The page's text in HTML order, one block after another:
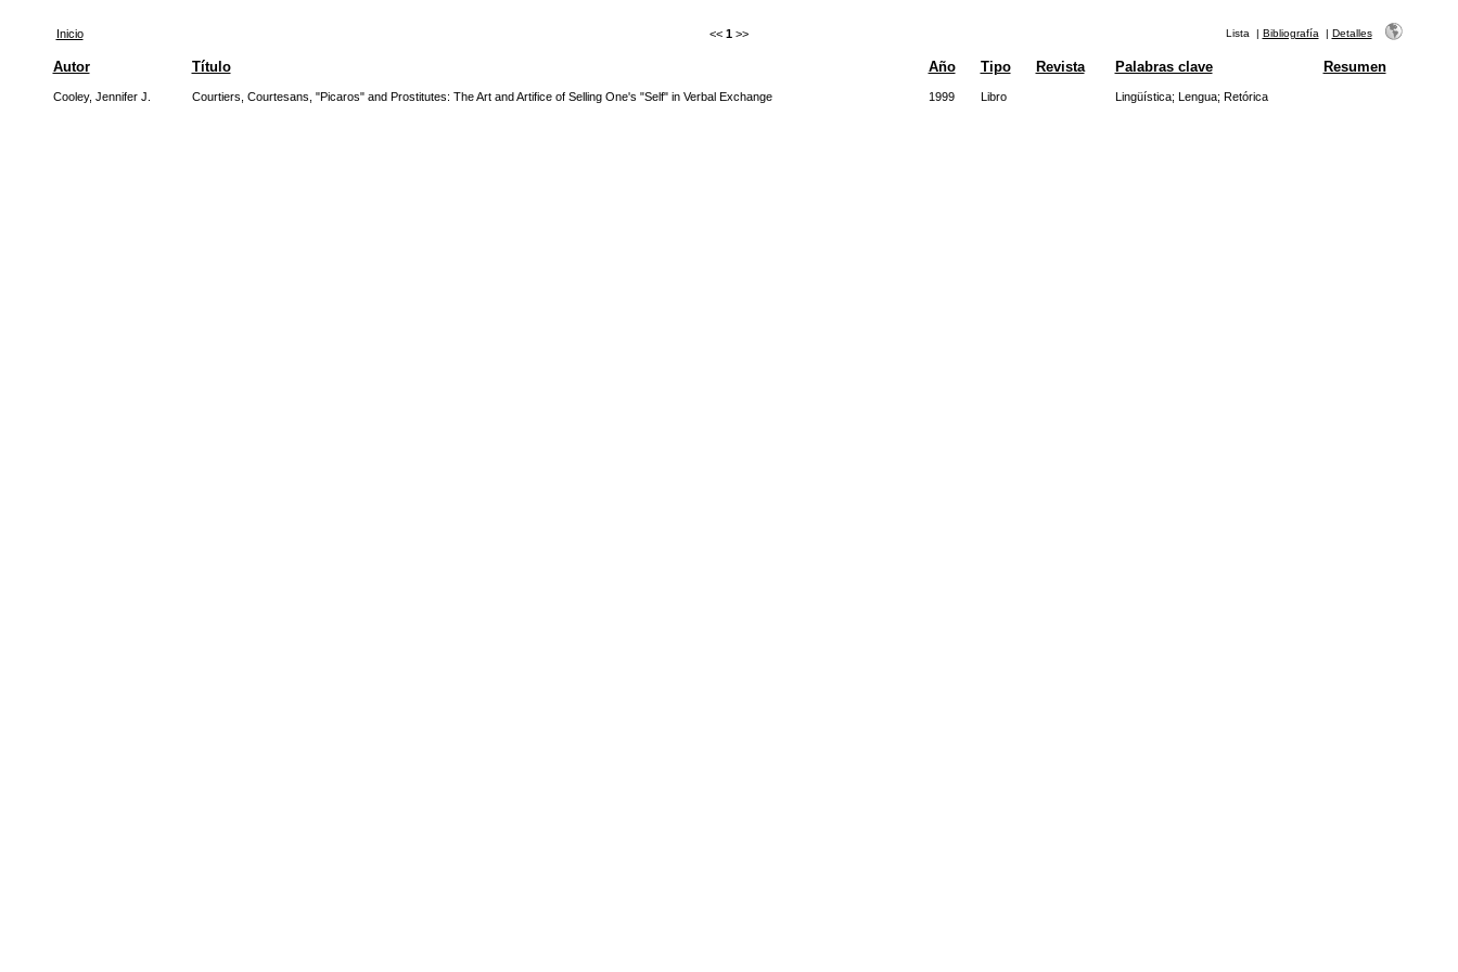
Inicio << 1 >> Lista | Bibliografía | Detalles
Autor Título Año Tipo Revista Palabras clave Resumen
Cooley, Jennifer J. Courtiers, Courtesans, "Picaros" and Prostitutes: The Art and Artifice of Selling One's "Self" in Verbal Exchange 1999 Libro Lingüística; Lengua; Retórica